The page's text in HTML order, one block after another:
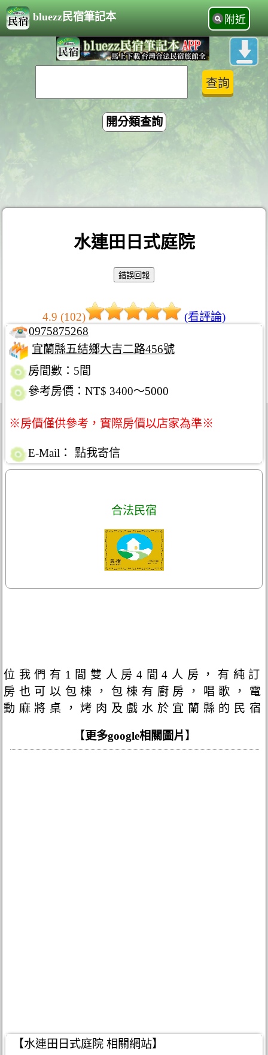
bluezz民宿筆記本 附近
開分類查詢
水連田日式庭院
4.9 (102)
(看評論)
0975875268
宜蘭縣五結鄉大吉二路456號
房間數：5間
參考房價：NT$ 3400～5000
※房價僅供參考，實際房價以店家為準※
E-Mail： 點我寄信
合法民宿
位我們有1間雙人房4間4人房，有純訂
房也可以包棟，包棟有廚房，唱歌，電
動麻將桌，烤肉及戲水於宜蘭縣的民宿
【 更多google相關圖片 】
【水連田日式庭院 相關網站】